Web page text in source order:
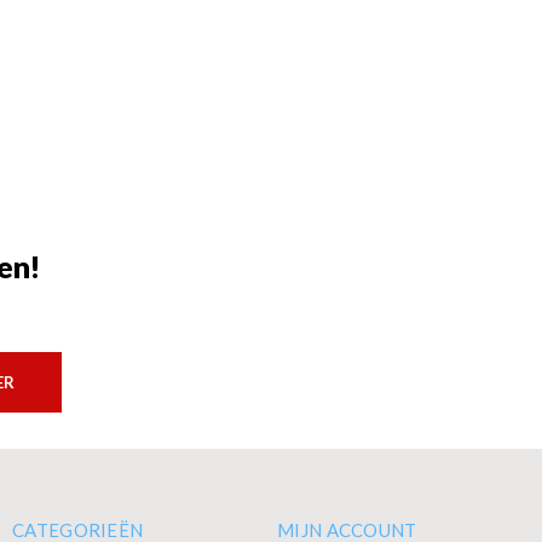
CATEGORIEËN MIJN ACCOUNT